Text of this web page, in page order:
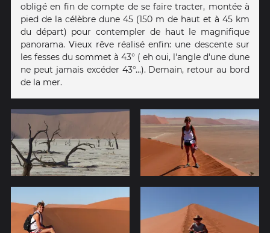
obligé en fin de compte de se faire tracter, montée à
pied de la célèbre dune 45 (150 m de haut et à 45 km
du départ) pour contempler de haut le magnifique
panorama. Vieux rêve réalisé enfin: une descente sur
les fesses du sommet à 43° ( eh oui, l'angle d'une dune
ne peut jamais excéder 43°...). Demain, retour au bord
de la mer.